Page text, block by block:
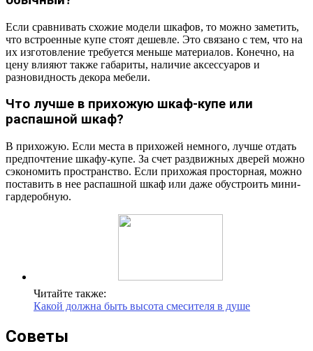
Если сравнивать схожие модели шкафов, то можно заметить,
что встроенные купе стоят дешевле. Это связано с тем, что на
их изготовление требуется меньше материалов. Конечно, на
цену влияют также габариты, наличие аксессуаров и
разновидность декора мебели.
Что лучше в прихожую шкаф-купе или
распашной шкаф?
В прихожую. Если места в прихожей немного, лучше отдать
предпочтение шкафу-купе. За счет раздвижных дверей можно
сэкономить пространство. Если прихожая просторная, можно
поставить в нее распашной шкаф или даже обустроить мини-
гардеробную.
Читайте также:
Какой должна быть высота смесителя в душе
Советы